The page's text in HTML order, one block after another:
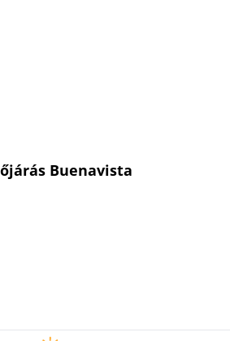
Buenavista